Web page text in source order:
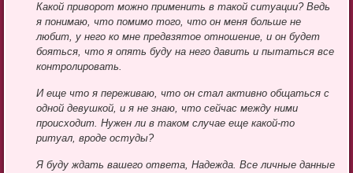
Какой приворот можно применить в такой ситуации? Ведь
я понимаю, что помимо того, что он меня больше не
любит, у него ко мне предвзятое отношение, и он будет
бояться, что я опять буду на него давить и пытаться все
контролировать.
И еще что я переживаю, что он стал активно общаться с
одной девушкой, и я не знаю, что сейчас между ними
происходит. Нужен ли в таком случае еще какой-то
ритуал, вроде остуды?
Я буду ждать вашего ответа, Надежда. Все личные данные